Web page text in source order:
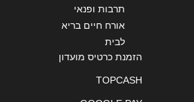
תרבות ופנאי
אורח חיים בריא
לבית
הזמנת כרטיס מועדון
TOPCASH